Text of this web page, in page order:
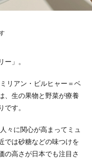
」。
リアン・ビルヒャー＝ベ
、生の果物と野菜が療養
す。
々に関心が高まってミュ
では砂糖などの味つけを
の高さが日本でも注目さ